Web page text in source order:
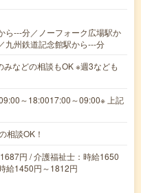
ら---分／ノーフォーク広場駅か
九州鉄道記念館駅から---分
などの相談もOK ※週3なども
～18:0017:00～09:00※ 上記
談OK！
円 / 介護福祉士：時給1650
給1450円～1812円